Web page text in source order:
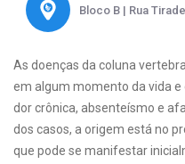
Bloco B | Rua
As doenças da coluna
em algum momento da vida
dor crônica, absenteísmo e
dos casos, a origem está no
que pode se manifestar